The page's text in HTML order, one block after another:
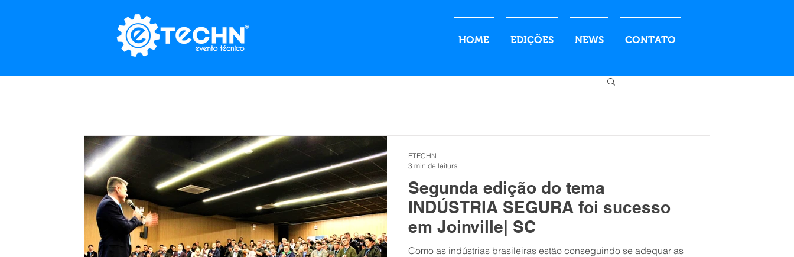
HOME EDIÇÕES NEWS CONTATO
Segunda edição do tema
INDÚSTRIA SEGURA foi sucesso
em Joinville| SC
Como as indústrias brasileiras estão conseguindo se adequar as
ETECHN
3 min de leitura